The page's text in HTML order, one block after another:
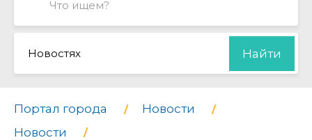
Новостях Найти
Портал города
Новости
Новости